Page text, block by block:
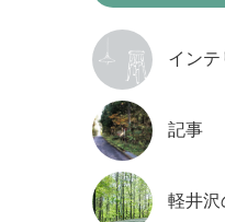
インテ
記事
軽井沢